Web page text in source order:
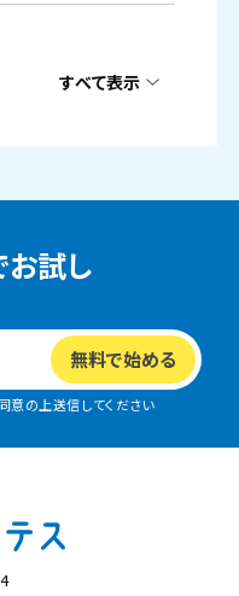
すべて表示
お試し
意の上送信してください